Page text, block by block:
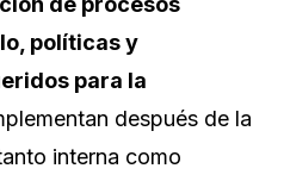
políticas y
para la
después de la
interna como